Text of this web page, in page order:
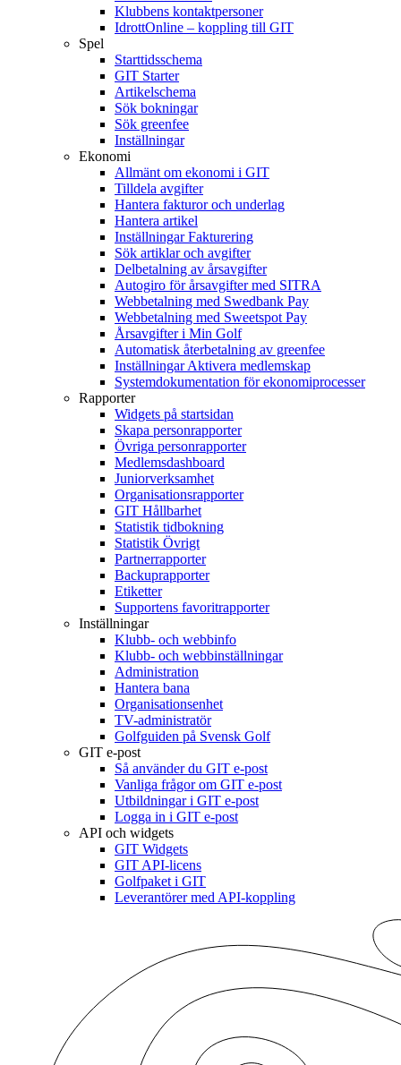
Klubbens kontaktpersoner
IdrottOnline – koppling till GIT
Spel
Starttidsschema
GIT Starter
Artikelschema
Sök bokningar
Sök greenfee
Inställningar
Ekonomi
Allmänt om ekonomi i GIT
Tilldela avgifter
Hantera fakturor och underlag
Hantera artikel
Inställningar Fakturering
Sök artiklar och avgifter
Delbetalning av årsavgifter
Autogiro för årsavgifter med SITRA
Webbetalning med Swedbank Pay
Webbetalning med Sweetspot Pay
Årsavgifter i Min Golf
Automatisk återbetalning av greenfee
Inställningar Aktivera medlemskap
Systemdokumentation för ekonomiprocesser
Rapporter
Widgets på startsidan
Skapa personrapporter
Övriga personrapporter
Medlemsdashboard
Juniorverksamhet
Organisationsrapporter
GIT Hållbarhet
Statistik tidbokning
Statistik Övrigt
Partnerrapporter
Backuprapporter
Etiketter
Supportens favoritrapporter
Inställningar
Klubb- och webbinfo
Klubb- och webbinställningar
Administration
Hantera bana
Organisationsenhet
TV-administratör
Golfguiden på Svensk Golf
GIT e-post
Så använder du GIT e-post
Vanliga frågor om GIT e-post
Utbildningar i GIT e-post
Logga in i GIT e-post
API och widgets
GIT Widgets
GIT API-licens
Golfpaket i GIT
Leverantörer med API-koppling